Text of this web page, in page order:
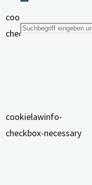
Suche
cookielawinfo-
checkbox-functional
cookielawinfo-
checkbox-necessary